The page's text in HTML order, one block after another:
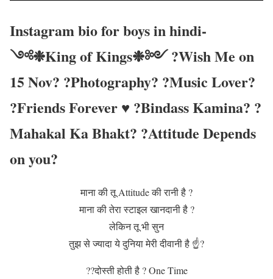
Instagram bio for boys in hindi-
༺❉King of Kings❉༻ ?Wish Me on
15 Nov? ?Photography? ?Music Lover?
?Friends Forever ♥️ ?Bindass Kamina? ?
Mahakal Ka Bhakt?️ ?Attitude Depends
on you?
माना की तू Attitude की रानी है ?
माना की तेरा स्टाइल खानदानी है ?
लेकिन तू भी सुन
तुझ से ज्यादा ये दुनिया मेरी दीवानी है ☝️?
??दोस्ती होती है ? One Time